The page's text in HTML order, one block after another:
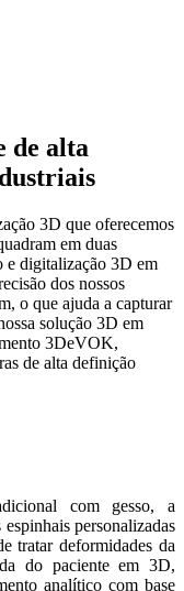
de alta
3D que oferecemos
em duas
e digitalização 3D em
dos nossos
o que ajuda a capturar
solução 3D em
3DeVOK,
de alta definição
com gesso, a
personalizadas
tratar deformidades da
do paciente em 3D,
analítico com base